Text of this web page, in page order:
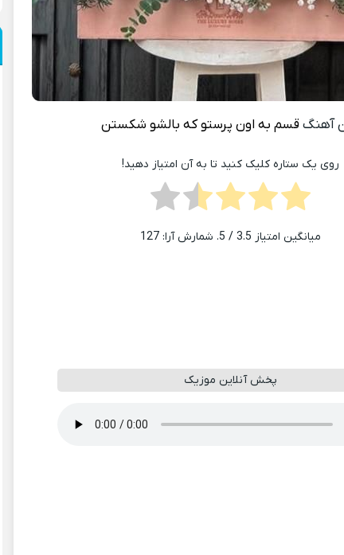
آهنگ قسم به اون پرستو که بالشو شکستن
روی یک ستاره کلیک کنید تا به آن امتیاز دهید!
میانگین امتیاز 3.5/ 5. شمارش آرا: 127
پخش آنلاین موزیک